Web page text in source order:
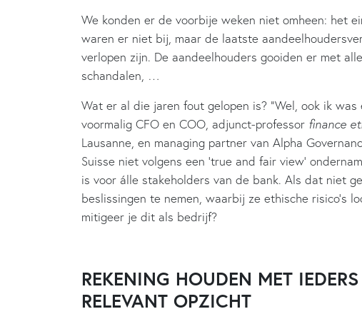
We konden er de voorbije weken niet omheen: het
waren er niet bij, maar de laatste
verlopen zijn. De aandeelhouders gooiden er met
schandalen, …
Wat er al die jaren fout gelopen is? “Wel, ook ik
voormalig CFO en COO, adjunct-professor finance
Lausanne, en managing partner van Alpha
Suisse niet volgens een ‘true and fair view’
is voor álle stakeholders van de bank. Als dat niet
beslissingen te nemen, waarbij ze ethische risico’s
mitigeer je dit als bedrijf?
REKENING HOUDEN MET IEDERS
RELEVANT OPZICHT